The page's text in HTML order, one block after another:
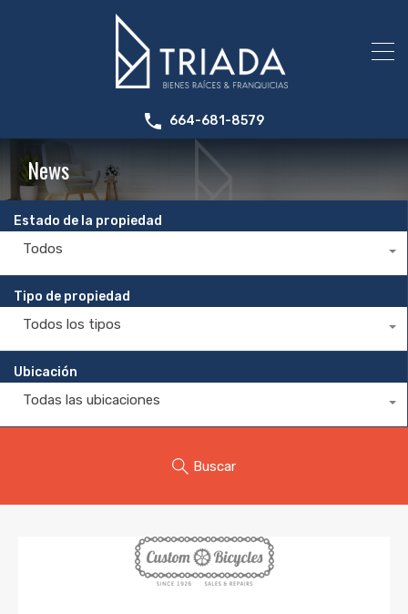
664-681-8579
News
Estado de la propiedad
Todos
Tipo de propiedad
Todos los tipos
Ubicación
Todas las ubicaciones
Buscar